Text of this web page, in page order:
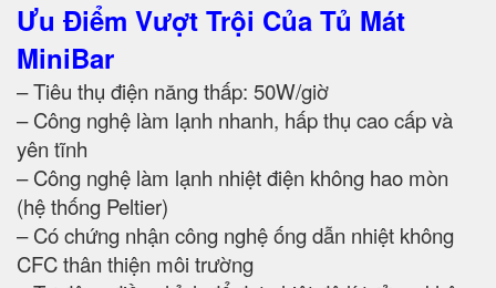
Ưu Điểm Vượt Trội Của Tủ Mát
MiniBar
– Tiêu thụ điện năng thấp: 50W/giờ
– Công nghệ làm lạnh nhanh, hấp thụ cao cấp và
yên tĩnh
– Công nghệ làm lạnh nhiệt điện không hao mòn
(hệ thống Peltier)
– Có chứng nhận công nghệ ống dẫn nhiệt không
CFC thân thiện môi trường